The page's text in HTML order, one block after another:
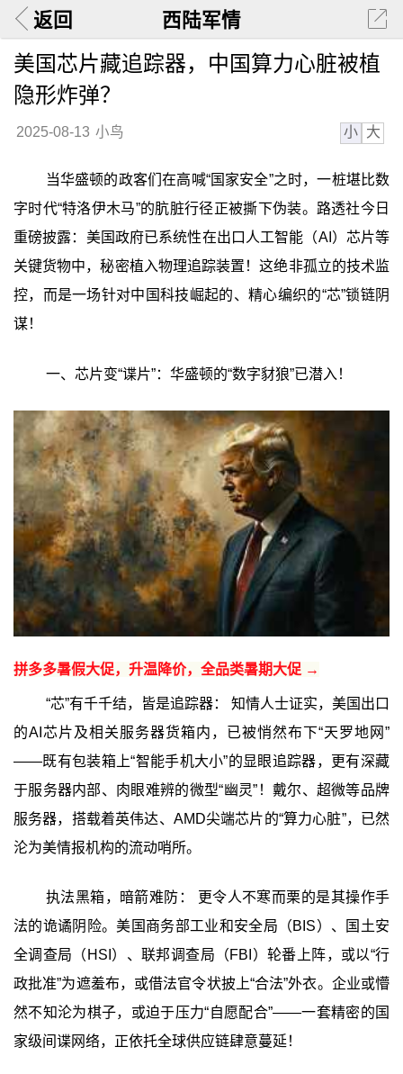
返回 西陆军情
美国芯片藏追踪器，中国算力心脏被植
隐形炸弹？
2025-08-13 小鸟 小 大
当华盛顿的政客们在高喊“国家安全”之时，一桩堪比数
字时代“特洛伊木马”的肮脏行径正被撕下伪装。路透社今日
重磅披露：美国政府已系统性在出口人工智能（AI）芯片等
关键货物中，秘密植入物理追踪装置！这绝非孤立的技术监
控，而是一场针对中国科技崛起的、精心编织的“芯”锁链阴
谋！
一、芯片变“谍片”：华盛顿的“数字豺狼”已潜入！
拼多多暑假大促，升温降价，全品类暑期大促 →
“芯”有千千结，皆是追踪器： 知情人士证实，美国出口
的AI芯片及相关服务器货箱内，已被悄然布下“天罗地网”
——既有包装箱上“智能手机大小”的显眼追踪器，更有深藏
于服务器内部、肉眼难辨的微型“幽灵”！戴尔、超微等品牌
服务器，搭载着英伟达、AMD尖端芯片的“算力心脏”，已然
沦为美情报机构的流动哨所。
执法黑箱，暗箭难防： 更令人不寒而栗的是其操作手
法的诡谲阴险。美国商务部工业和安全局（BIS）、国土安
全调查局（HSI）、联邦调查局（FBI）轮番上阵，或以“行
政批准”为遮羞布，或借法官令状披上“合法”外衣。企业或懵
然不知沦为棋子，或迫于压力“自愿配合”——一套精密的国
家级间谍网络，正依托全球供应链肆意蔓延！